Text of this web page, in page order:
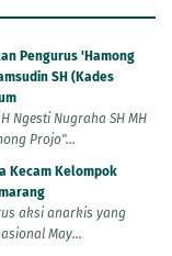
Pengurus 'Hamong
SH (Kades
Ngesti Nugraha SH MH
Projo"...
Kecam Kelompok
aksi anarkis yang
May...